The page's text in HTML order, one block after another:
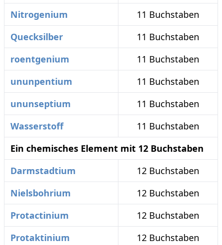
Nitrogenium
11 Buchstaben
Quecksilber
11 Buchstaben
roentgenium
11 Buchstaben
ununpentium
11 Buchstaben
ununseptium
11 Buchstaben
Wasserstoff
11 Buchstaben
Ein chemisches Element mit 12 Buchstaben
Darmstadtium
12 Buchstaben
Nielsbohrium
12 Buchstaben
Protactinium
12 Buchstaben
Protaktinium
12 Buchstaben